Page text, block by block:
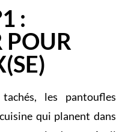
:
POUR
les pantoufles
qui planent dans